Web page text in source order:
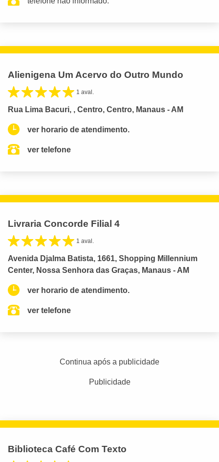
Alienigena Um Acervo do Outro Mundo
1 aval.
Rua Lima Bacuri, , Centro, Centro, Manaus - AM
ver horario de atendimento.
ver telefone
Livraria Concorde Filial 4
1 aval.
Avenida Djalma Batista, 1661, Shopping Millennium
Center, Nossa Senhora das Graças, Manaus - AM
ver horario de atendimento.
ver telefone
Continua após a publicidade
Publicidade
Biblioteca Café Com Texto